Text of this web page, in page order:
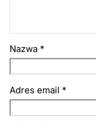
Nazwa *
Adres email *